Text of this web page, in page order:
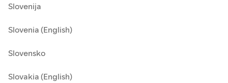
Slovenija
Slovenia (English)
Slovensko
Slovakia (English)